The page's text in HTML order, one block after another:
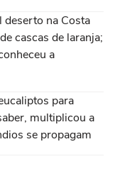
na Costa
cascas de laranja;
a
para
multiplicou a
se propagam